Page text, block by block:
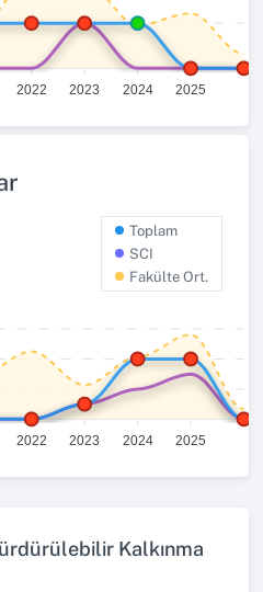
2022 2023 2024 2025
Toplam
SCI
Fakülte Ort.
2022 2023 2024 2025
Kalkınma